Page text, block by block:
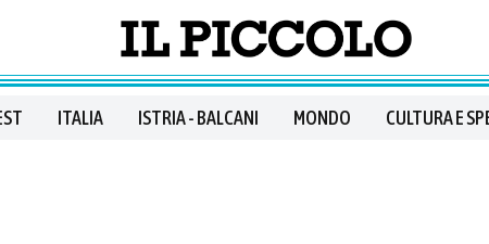
ITALIA ISTRIA - BALCANI MONDO CULTURA E